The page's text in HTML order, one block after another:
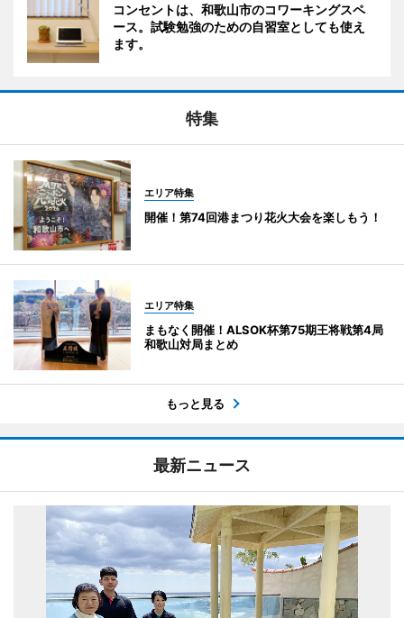
コンセントは、和歌山市のコワーキングスペ
ース。試験勉強のための自習室としても使え
ます。
特集
エリア特集
開催！第74回港まつり花火大会を楽しもう！
エリア特集
まもなく開催！ALSOK杯第75期王将戦第4局
和歌山対局まとめ
もっと見る
最新ニュース